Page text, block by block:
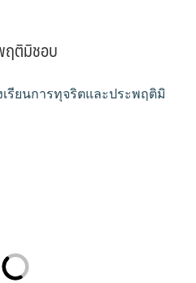
ฤติมิชอบ
เรียนการทุจริตและประพฤติมิ